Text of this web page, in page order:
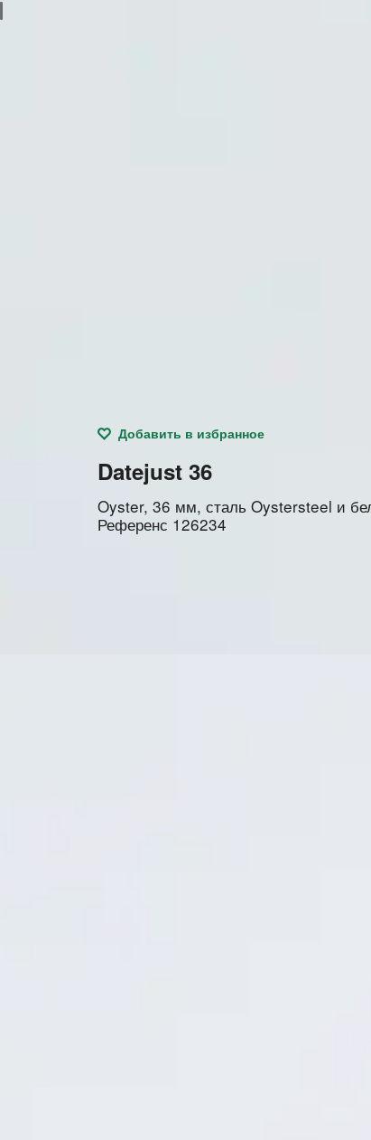
Добавить в избранное
Datejust 36
Oyster, 36 мм, сталь Oystersteel и
Референс 126234